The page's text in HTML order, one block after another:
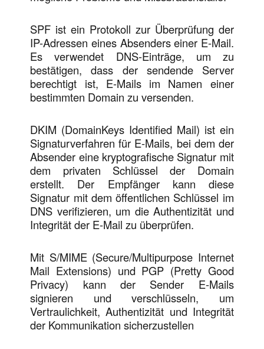
SPF ist ein Protokoll zur Überprüfung der
IP-Adressen eines Absenders einer E-Mail.
Es verwendet DNS-Einträge, um zu
bestätigen, dass der sendende Server
berechtigt ist, E-Mails im Namen einer
bestimmten Domain zu versenden.
DKIM (DomainKeys Identified Mail) ist ein
Signaturverfahren für E-Mails, bei dem der
Absender eine kryptografische Signatur mit
dem privaten Schlüssel der Domain
erstellt. Der Empfänger kann diese
Signatur mit dem öffentlichen Schlüssel im
DNS verifizieren, um die Authentizität und
Integrität der E-Mail zu überprüfen.
Mit S/MIME (Secure/Multipurpose Internet
Mail Extensions) und PGP (Pretty Good
Privacy) kann der Sender E-Mails
signieren und verschlüsseln, um
Vertraulichkeit, Authentizität und Integrität
der Kommunikation sicherzustellen